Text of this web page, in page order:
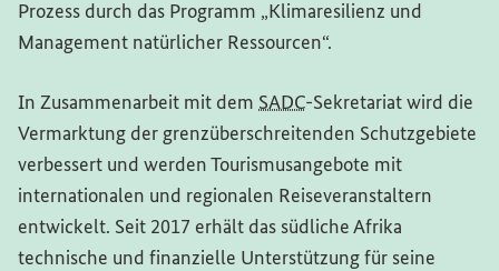
Prozess durch das Programm „Klimaresilienz und
Management natürlicher Ressourcen“.
In Zusammenarbeit mit dem SADC-Sekretariat wird die
Vermarktung der grenzüberschreitenden Schutzgebiete
verbessert und werden Tourismusangebote mit
internationalen und regionalen Reiseveranstaltern
entwickelt. Seit 2017 erhält das südliche Afrika
technische und finanzielle Unterstützung für seine